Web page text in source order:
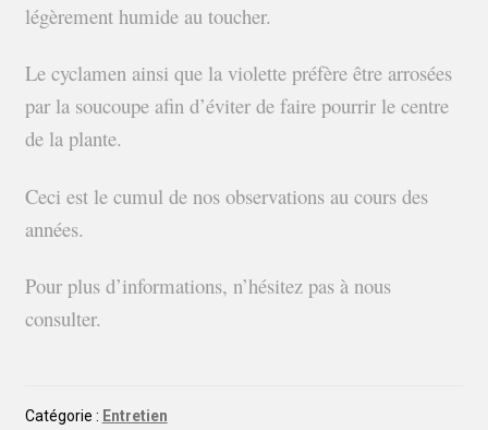
légèrement humide au toucher.
Le cyclamen ainsi que la violette préfère être arrosées
par la soucoupe afin d’éviter de faire pourrir le centre
de la plante.
Ceci est le cumul de nos observations au cours des
années.
Pour plus d’informations, n’hésitez pas à nous
consulter.
Catégorie : Entretien